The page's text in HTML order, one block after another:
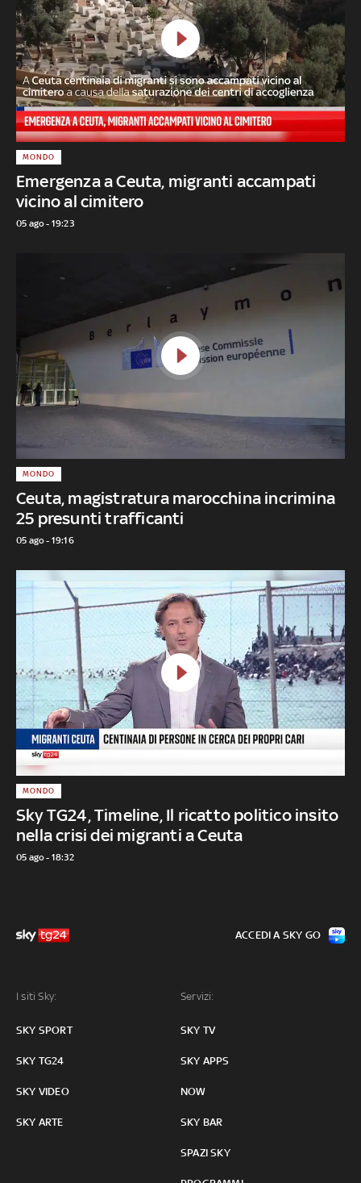
Emergenza a Ceuta, migranti accampati
vicino al cimitero
MONDO
05 ago - 19:23
Ceuta, magistratura marocchina incrimina
25 presunti trafficanti
MONDO
05 ago - 19:16
Sky TG24, Timeline, Il ricatto politico insito
nella crisi dei migranti a Ceuta
MONDO
05 ago - 18:32
I siti Sky:
SKY SPORT
SKY TG24
SKY VIDEO
SKY ARTE
Servizi:
SKY TV
SKY APPS
NOW
SKY BAR
SPAZI SKY
ACCEDI A SKY GO